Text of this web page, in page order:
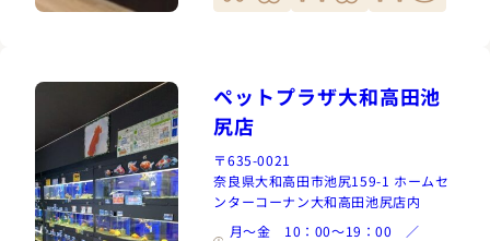
ペットプラザ大和高田池
尻店
〒635-0021
奈良県大和高田市池尻159-1 ホームセ
ンターコーナン大和高田池尻店内
月～金 10：00～19：00 ／